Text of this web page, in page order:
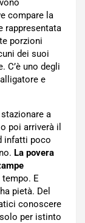
compare la
rappresentata
porzioni
dei suoi
C’è uno degli
e
a
poi arriverà il
infatti poco
La povera
E
pietà. Del
conoscere
per istinto